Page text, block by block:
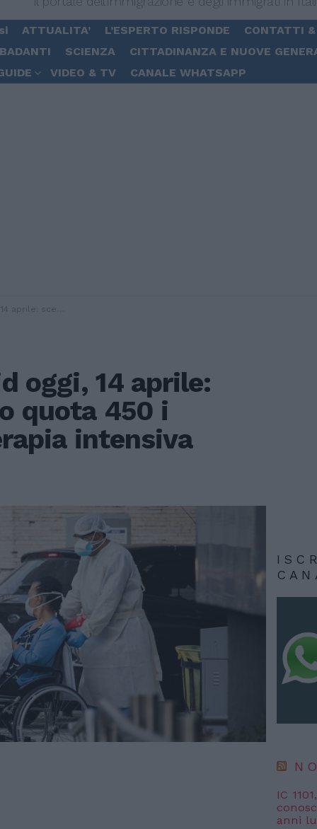
ATTUALITA’ L’ESPERTO RISPONDE
CONTATTI
SCIENZA
CITTADINANZA E NUOVE
VIDEO & TV CANALE WHATSAPP
i ricoverati in terapia intensiva
oggi, 14 aprile:
quota 450 i
intensiva
IC
anni